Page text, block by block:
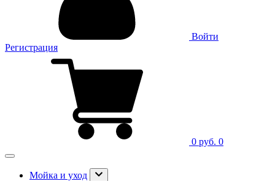
Войти
Регистрация
0 руб. 0
Мойка и уход